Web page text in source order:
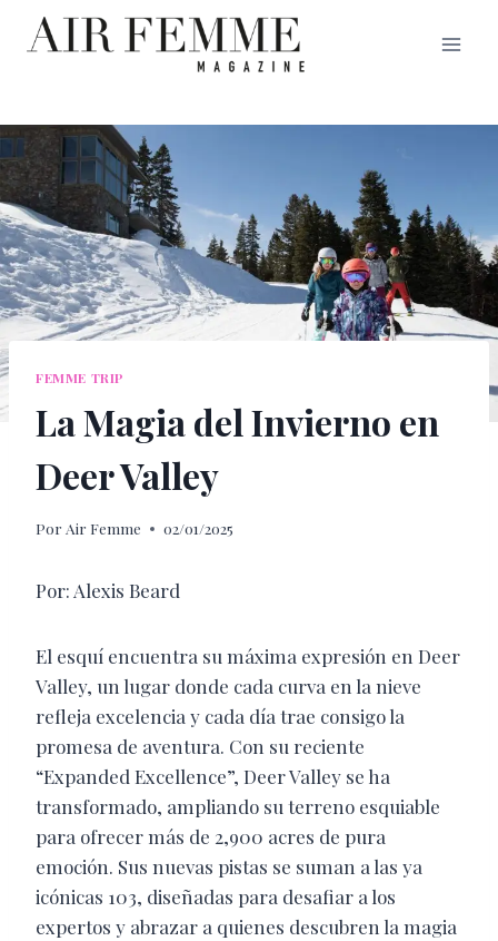
Saltar
FEMME TRIP
La Magia del Invierno en
Deer Valley
Por Air Femme 02/01/2025
Por: Alexis Beard
El esquí encuentra su máxima expresión en Deer
Valley, un lugar donde cada curva en la nieve
refleja excelencia y cada día trae consigo la
promesa de aventura. Con su reciente
“Expanded Excellence”, Deer Valley se ha
transformado, ampliando su terreno esquiable
para ofrecer más de 2,900 acres de pura
emoción. Sus nuevas pistas se suman a las ya
icónicas 103, diseñadas para desafiar a los
expertos y abrazar a quienes descubren la magia